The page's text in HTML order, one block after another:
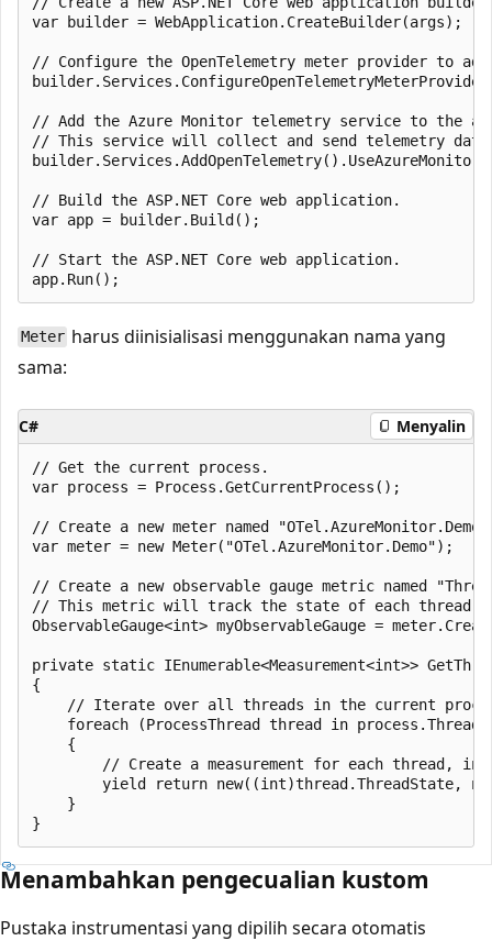
var builder = WebApplication.CreateBuilder(args);
// Configure the OpenTelemetry meter provider to add
// Add the Azure Monitor telemetry service to the
// This service will collect and send telemetry data
// Build the ASP.NET Core web application.
var app = builder.Build();
// Start the ASP.NET Core web application.
Meter harus diinisialisasi menggunakan nama yang
sama:
C# Menyalin
// Get the current process.
var process = Process.GetCurrentProcess();
// Create a new meter named
var meter = new Meter("OTel.AzureMonitor.Demo");
// Create a new observable gauge metric named
// This metric will track the state of each thread
ObservableGauge<int> myObservableGauge =
private static IEnumerable<Measurement<int>>
{
// Iterate over all threads in the current
foreach (ProcessThread thread in
    {
// Create a measurement for each thread,
yield return new((int)thread.ThreadState,
    }
Menambahkan pengecualian kustom
Pustaka instrumentasi yang dipilih secara otomatis